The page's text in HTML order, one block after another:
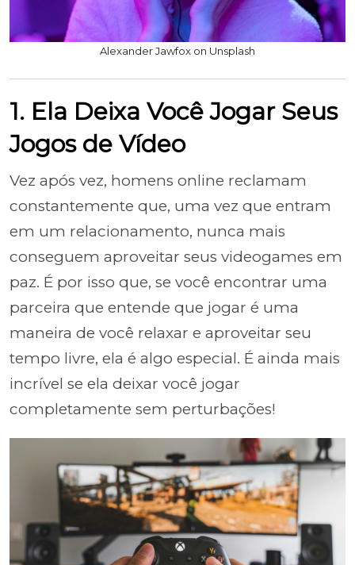
Alexander Jawfox on Unsplash
1. Ela Deixa Você Jogar Seus
Jogos de Vídeo
Vez após vez, homens online reclamam
constantemente que, uma vez que entram
em um relacionamento, nunca mais
conseguem aproveitar seus videogames em
paz. É por isso que, se você encontrar uma
parceira que entende que jogar é uma
maneira de você relaxar e aproveitar seu
tempo livre, ela é algo especial. É ainda mais
incrível se ela deixar você jogar
completamente sem perturbações!